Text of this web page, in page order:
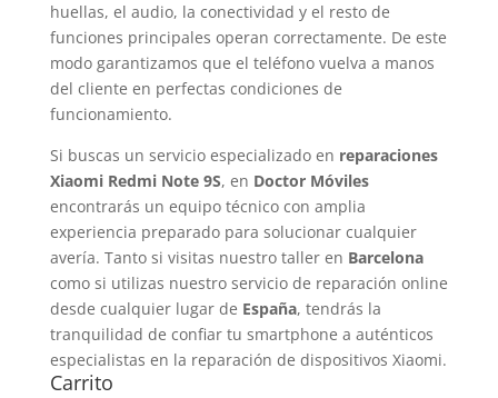
huellas, el audio, la conectividad y el resto de
funciones principales operan correctamente. De este
modo garantizamos que el teléfono vuelva a manos
del cliente en perfectas condiciones de
funcionamiento.
Si buscas un servicio especializado en reparaciones
Xiaomi Redmi Note 9S, en Doctor Móviles
encontrarás un equipo técnico con amplia
experiencia preparado para solucionar cualquier
avería. Tanto si visitas nuestro taller en Barcelona
como si utilizas nuestro servicio de reparación online
desde cualquier lugar de España, tendrás la
tranquilidad de confiar tu smartphone a auténticos
especialistas en la reparación de dispositivos Xiaomi.
Carrito